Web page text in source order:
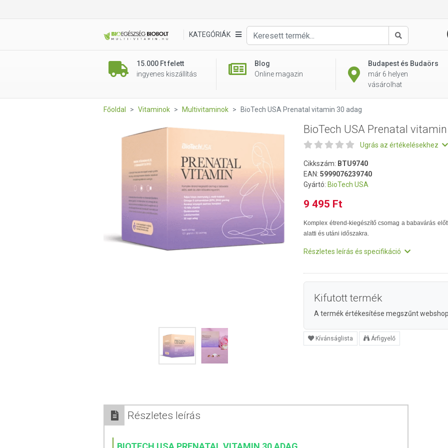
KATEGÓRIÁK
Keresés
15.000 Ft felett
ingyenes kiszállítás
Blog
Online magazin
Budapest és Budaörs
már 6 helyen
vásárolhat
Főoldal Vitaminok Multivitaminok BioTech USA Prenatal vitamin 30 adag
BioTech USA Prenatal
Ugrás az értékelésekhez
Cikkszám: BTU9740
EAN: 5999076239740
Gyártó: BioTech USA
9 495 Ft
Komplex étrend-kiegészítő csomag a babavárás
alatti és utáni időszakra.
Részletes leírás és specifikáció
Kifutott termék
A termék értékesítése megszűnt
Kívánságlista Árfigyelő
Részletes leírás